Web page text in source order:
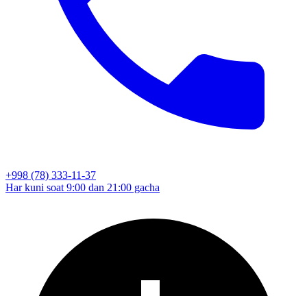
+998 (78) 333-11-37
Har kuni soat 9:00 dan 21:00 gacha